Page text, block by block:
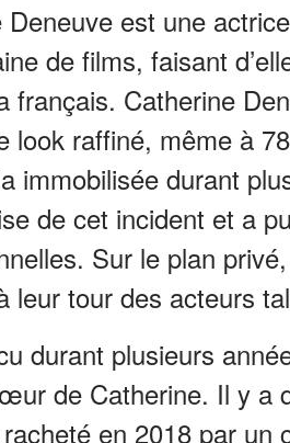
Deneuve est une
de films, faisant
français. Catherine
look raffiné, même à
immobilisée durant
de cet incident et a
Sur le plan
leur tour des acteurs
durant plusieurs
de Catherine. Il y a
en 2018 par un